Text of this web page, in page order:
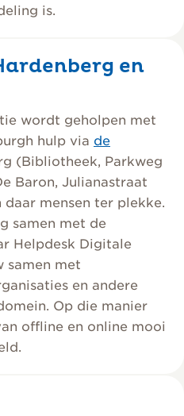
is.
en
wordt geholpen met
hulp via de
(Bibliotheek, Parkweg
Baron, Julianastraat
mensen ter plekke.
samen met de
Helpdesk Digitale
samen met
en andere
Op die manier
offline en online mooi